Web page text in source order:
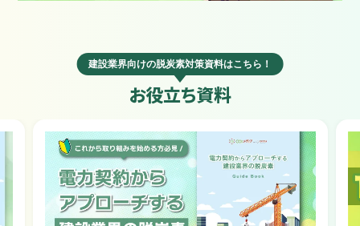
建設業界向けの脱炭素対策資料はこちら！
お役立ち資料